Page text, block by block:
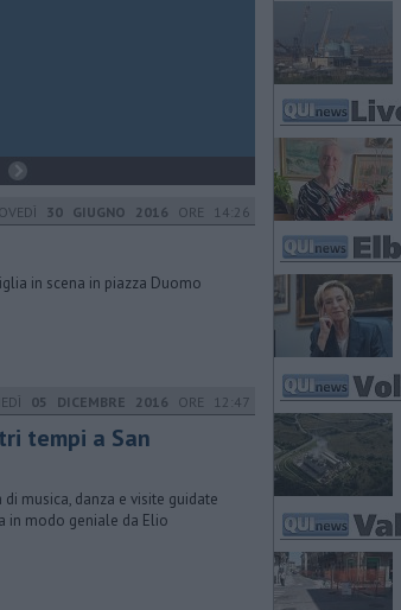
30 GIUGNO 2016 ORE 14:26
in scena in piazza Duomo
05 DICEMBRE 2016 ORE 12:47
tempi a San
musica, danza e visite guidate
in modo geniale da Elio